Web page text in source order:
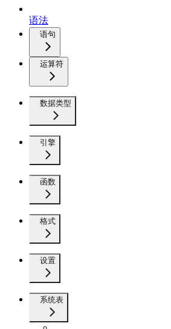
语法
语句
运算符
数据类型
引擎
函数
格式
设置
系统表